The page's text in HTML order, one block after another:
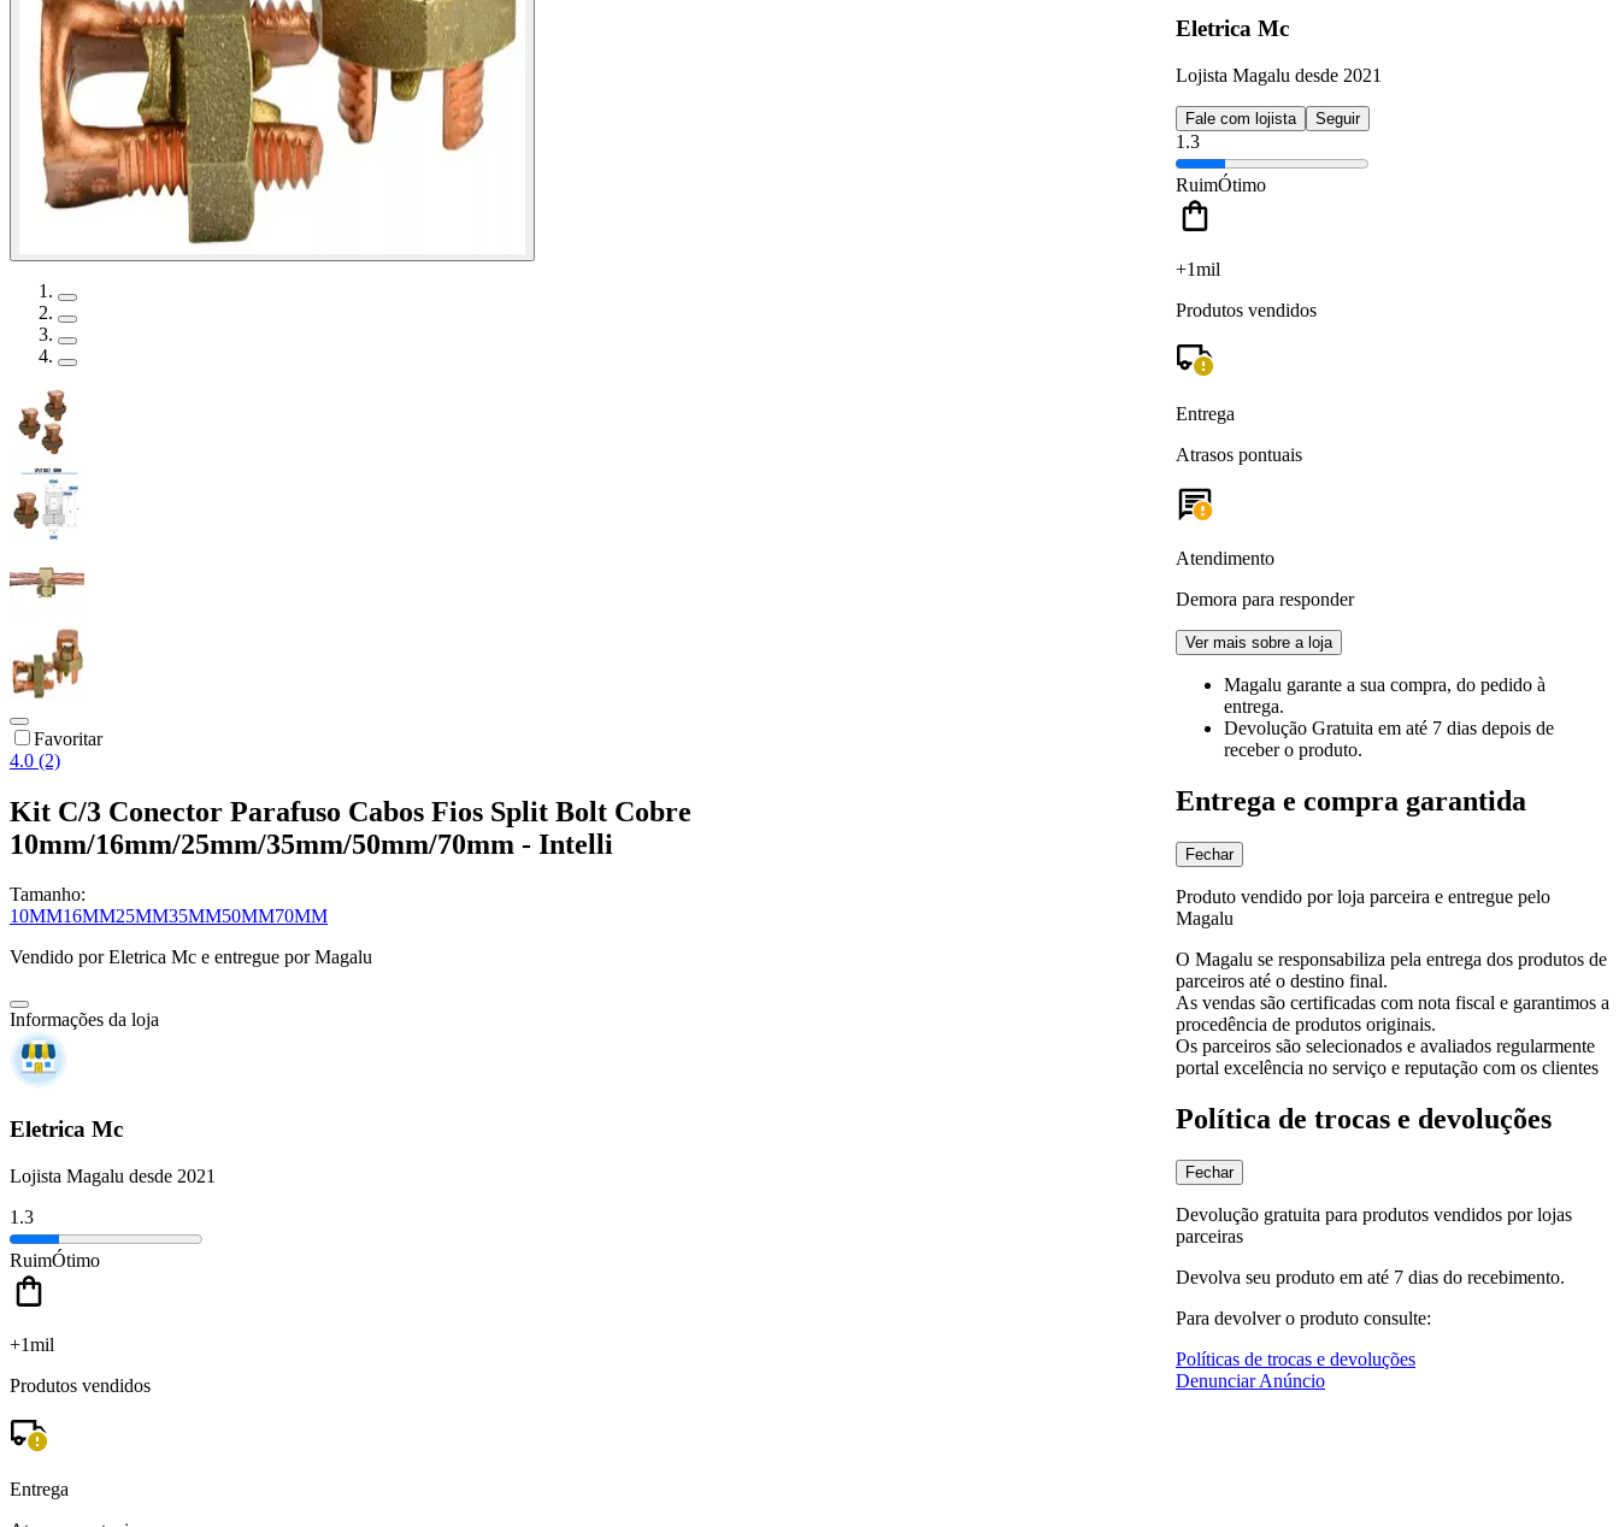
Favoritar
4.0 (2)
Kit C/3 Conector Parafuso Cabos Fios Split Bolt Cobre
10mm/16mm/25mm/35mm/50mm/70mm - Intelli
Tamanho:
10MM16MM25MM35MM50MM70MM
Vendido porEletrica Mc e entregue por Magalu
Informações da loja
Eletrica Mc
Lojista Magalu desde 2021
1.3
RuimÓtimo
+1mil
Produtos vendidos
Entrega
Eletrica Mc
Lojista Magalu desde 2021
Fale com lojista Seguir
1.3
RuimÓtimo
+1mil
Produtos vendidos
Entrega
Atrasos pontuais
Atendimento
Demora para responder
Ver mais sobre a loja
Magalu garante a sua compra, do pedido à
entrega.
Devolução Gratuita em até 7 dias depois de
receber o produto.
Entrega e compra garantida
Fechar
Produto vendido por loja parceira e entregue pelo
Magalu
O Magalu se responsabiliza pela entrega dos produtos de
parceiros até o destino final.
As vendas são certificadas com nota fiscal e garantimos a
procedência de produtos originais.
Os parceiros são selecionados e avaliados regularmente
portal excelência no serviço e reputação com os clientes
Política de trocas e devoluções
Fechar
Devolução gratuita para produtos vendidos por lojas
parceiras
Devolva seu produto em até 7 dias do recebimento.
Para devolver o produto consulte:
Políticas de trocas e devoluções
Denunciar Anúncio